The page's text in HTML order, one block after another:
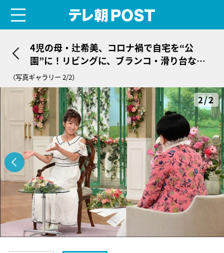
4児の母・辻希美、コロナ禍で自宅を“公
園”に！リビングに、ブランコ・滑り台など
設置
（写真ギャラリー 2/2）
2/2